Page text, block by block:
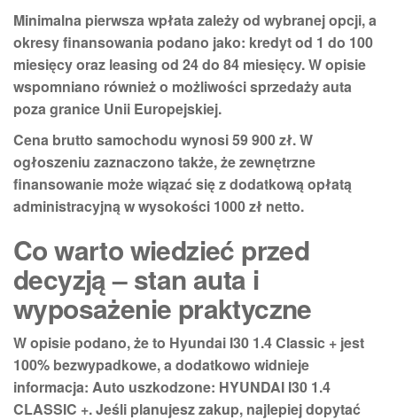
Minimalna pierwsza wpłata zależy od wybranej opcji, a
okresy finansowania podano jako: kredyt od 1 do 100
miesięcyoraz leasing od 24 do 84 miesięcy. W opisie
wspomniano również o możliwości sprzedaży auta
poza granice Unii Europejskiej.
Cena brutto samochodu wynosi59 900 zł. W
ogłoszeniu zaznaczono także, że zewnętrzne
finansowanie może wiązać się z dodatkową opłatą
administracyjną w wysokości 1000 zł netto.
Co warto wiedzieć przed
decyzją – stan auta i
wyposażenie praktyczne
W opisie podano, że to Hyundai I30 1.4 Classic + jest
100% bezwypadkowe, a dodatkowo widnieje
informacja: Auto uszkodzone: HYUNDAI I30 1.4
CLASSIC +. Jeśli planujesz zakup, najlepiej dopytać